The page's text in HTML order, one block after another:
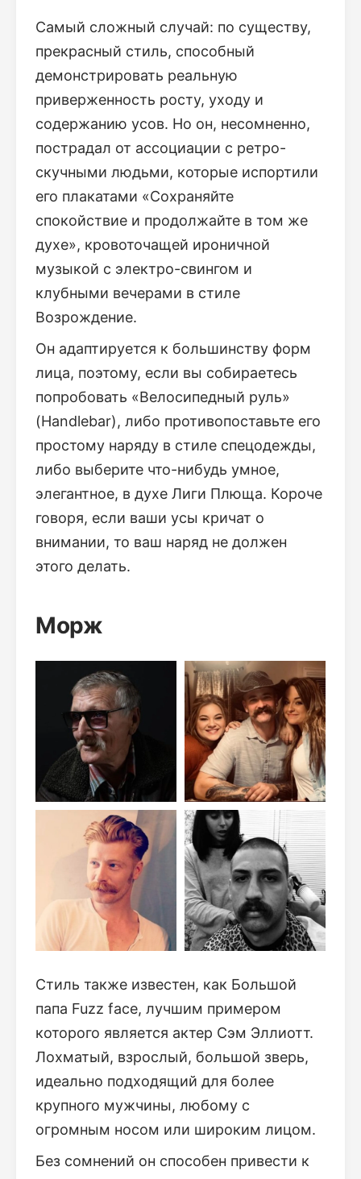
Самый сложный случай: по существу,
прекрасный стиль, способный
демонстрировать реальную
приверженность росту, уходу и
содержанию усов. Но он, несомненно,
пострадал от ассоциации с ретро-
скучными людьми, которые испортили
его плакатами «Сохраняйте
спокойствие и продолжайте в том же
духе», кровоточащей ироничной
музыкой с электро-свингом и
клубными вечерами в стиле
Возрождение.
Он адаптируется к большинству форм
лица, поэтому, если вы собираетесь
попробовать «Велосипедный руль»
(Handlebar), либо противопоставьте его
простому наряду в стиле спецодежды,
либо выберите что-нибудь умное,
элегантное, в духе Лиги Плюща. Короче
говоря, если ваши усы кричат о
внимании, то ваш наряд не должен
этого делать.
Морж
Стиль также известен, как Большой
папа Fuzz face, лучшим примером
которого является актер Сэм Эллиотт.
Лохматый, взрослый, большой зверь,
идеально подходящий для более
крупного мужчины, любому с
огромным носом или широким лицом.
Без сомнений он способен привести к